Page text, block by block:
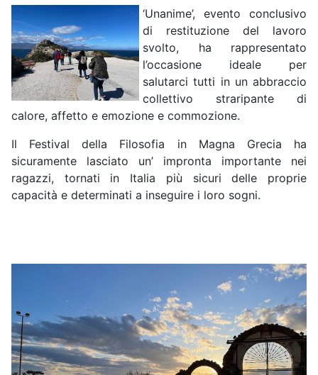
‘Unanime’, evento conclusivo
di restituzione del lavoro
svolto, ha rappresentato
l’occasione ideale per
salutarci tutti in un abbraccio
collettivo straripante di
calore, affetto e emozione e commozione.
Il Festival della Filosofia in Magna Grecia ha
sicuramente lasciato un’ impronta importante nei
ragazzi, tornati in Italia più sicuri delle proprie
capacità e determinati a inseguire i loro sogni.